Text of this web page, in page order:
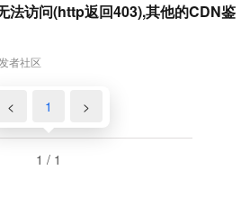
者社区
法访问(http返回403),其他的CDN鉴
< 1 >
1 / 1